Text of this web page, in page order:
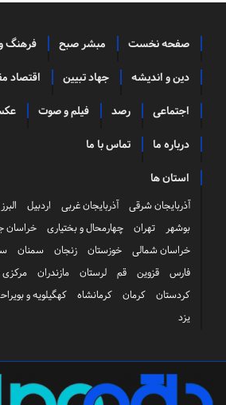
صفحه نخست مبشر صبح فرهنگ
دین و اندیشه جهاد تبیین اقتصاد
اجتماعی رصد فیلم و صوت
درباره ما تماس با ما
استان ها
آذربایجان شرقی آذربایجان غربی اردبیل البرز
بوشهر
تهران چهارمحال و بختیاری خراسان
خراسان شمالی
خوزستان زنجان سمنان
فارس
قزوین قم لرستان مازندران مرکزی
کردستان
کرمان کرمانشاه کهگیلویه و
یزد